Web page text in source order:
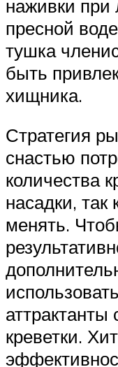
наживки при
пресной
тушка
быть
хищника.
Стратегия
снастью
количества
насадки, так
менять.
креветки.